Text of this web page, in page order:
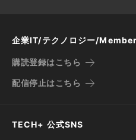
企業IT/テクノロジー/
購読登録はこちら
配信停止はこちら
TECH+ 公式SNS